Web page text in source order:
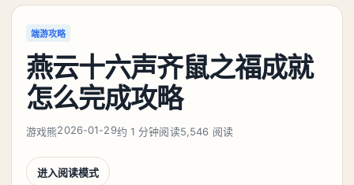
端游攻略
燕云十六声齐鼠之福成就
怎么完成攻略
游戏熊2026-01-29约 1 分钟阅读5,546 阅读
进入阅读模式